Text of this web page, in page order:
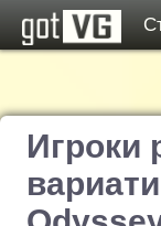
Игроки